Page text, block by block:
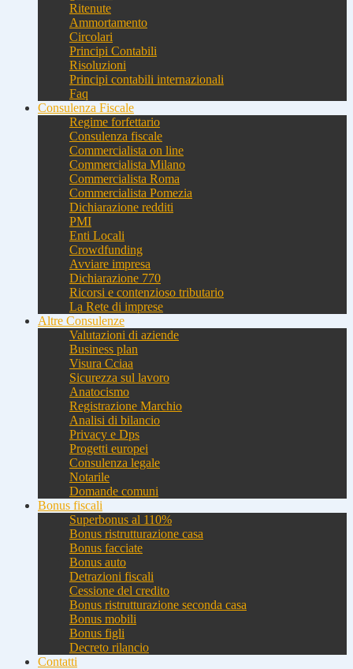
Ritenute
Ammortamento
Circolari
Principi Contabili
Risoluzioni
Principi contabili internazionali
Faq
Consulenza Fiscale
Regime forfettario
Consulenza fiscale
Commercialista on line
Commercialista Milano
Commercialista Roma
Commercialista Pomezia
Dichiarazione redditi
PMI
Enti Locali
Crowdfunding
Avviare impresa
Dichiarazione 770
Ricorsi e contenzioso tributario
La Rete di imprese
Altre Consulenze
Valutazioni di aziende
Business plan
Visura Cciaa
Sicurezza sul lavoro
Anatocismo
Registrazione Marchio
Analisi di bilancio
Privacy e Dps
Progetti europei
Consulenza legale
Notarile
Domande comuni
Bonus fiscali
Superbonus al 110%
Bonus ristrutturazione casa
Bonus facciate
Bonus auto
Detrazioni fiscali
Cessione del credito
Bonus ristrutturazione seconda casa
Bonus mobili
Bonus figli
Decreto rilancio
Contatti